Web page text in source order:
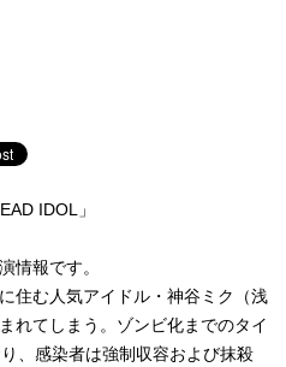
IDOL」
情報です。
住む人気アイドル・神谷ミク（浅
れてしまう。 ゾンビ化までのタイ
、感染者は強制収容および抹殺